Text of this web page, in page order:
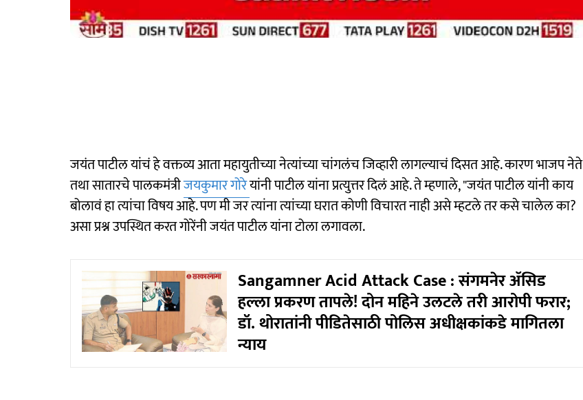
जयंत पाटील यांचं हे वक्तव्य आता महायुतीच्या नेत्यांच्या चांगलंच जिव्हारी लागल्याचं दिसत आहे. कारण भाजप नेते
तथा सातारचे पालकमंत्रीजयकुमार गोरेयांनी पाटील यांना प्रत्युत्तर दिलं आहे. ते म्हणाले, "जयंत पाटील यांनी काय
बोलावं हा त्यांचा विषय आहे. पण मी जर त्यांना त्यांच्या घरात कोणी विचारत नाही असे म्हटले तर कसे चालेल का?
असा प्रश्न उपस्थित करत गोरेंनी जयंत पाटील यांना टोला लगावला.
Sangamner Acid Attack Case : संगमनेर ॲसिड
हल्ला प्रकरण तापले! दोन महिने उलटले तरी आरोपी फरार;
डॉ. थोरातांनी पीडितेसाठी पोलिस अधीक्षकांकडे मागितला
न्याय